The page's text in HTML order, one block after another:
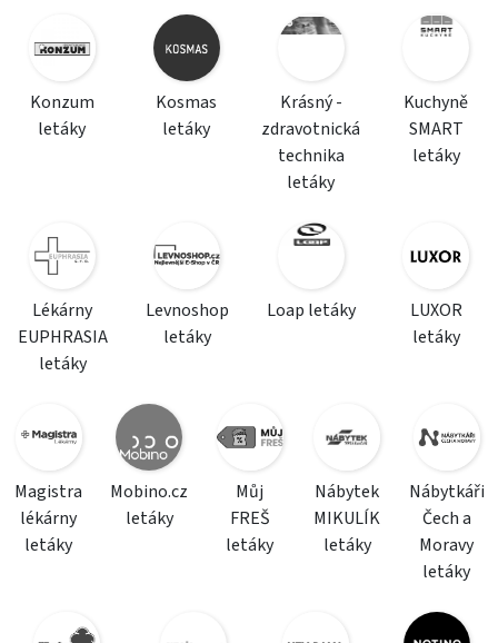
Konzum
letáky
Kosmas
letáky
Krásný -
zdravotnická
technika
letáky
Kuchyně
SMART
letáky
Lékárny
EUPHRASIA
letáky
Levnoshop
letáky
Loap letáky
LUXOR
letáky
Magistra
lékárny
letáky
Mobino.cz
letáky
Můj
FREŠ
letáky
Nábytek
MIKULÍK
letáky
Nábytkáři
Čech a
Moravy
letáky